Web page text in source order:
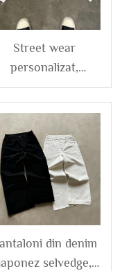
Street wear
personalizat,
imprimat DTG,
bărbați 260-
280 gsm, cu guler
rotund, cropt, din
bumbac French
Terry, cu mâneci
tricouri grafice
din denim
selvedge,